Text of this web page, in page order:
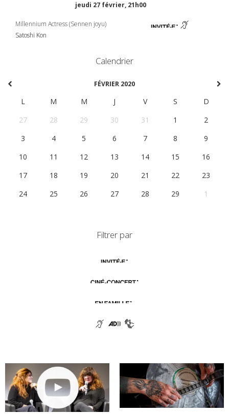
jeudi 27 février, 21h00
Millennium Actress (Sennen joyu)
Satoshi Kon
Calendrier
FÉVRIER 2020
L M M J V S
D
27
28 29 30 31 1
2
3
4 5 6 7 8
9
10
11 12 13 14 15
16
17
18 19 20 21 22
23
24
25 26 27 28 29 1
Filtrer par